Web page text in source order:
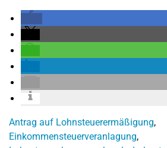
Antrag auf Lohnsteuerermäßigung,
Einkommensteuerveranlagung,